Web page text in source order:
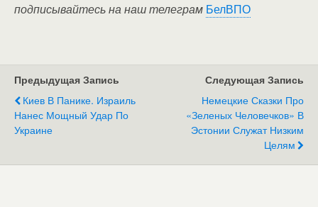
подписывайтесь на наш телеграм БелВПО
Предыдущая Запись
Киев В Панике. Израиль
Нанес Мощный Удар По
Украине
Следующая Запись
Немецкие Сказки Про
«зеленых Человечков» В
Эстонии Служат Низким
Целям